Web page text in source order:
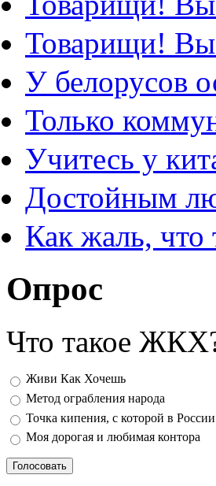
Товарищи! Вы
У белорусов
Только
Учитесь у
Достойным
Как жаль,
Опрос
Что такое
Варианты
Живи Как Хочешь
Метод ограбления народа
Точка кипения, с которой в
Моя дорогая и любимая контора